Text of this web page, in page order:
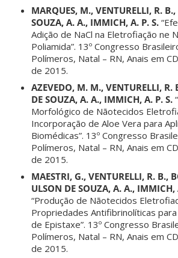
MARQUES, M., VENTURELLI, R.
SOUZA, A. A., IMMICH, A. P. S.
Adição de NaCl na Eletrofiação ne
Poliamida”. 13º Congresso
Polímeros, Natal – RN, Anais em
de 2015.
AZEVEDO, M. M., VENTURELLI, R.
DE SOUZA, A. A., IMMICH, A. P. S.
Morfológico de Nãotecidos
Incorporação de Aloe Vera para
Biomédicas”. 13º Congresso
Polímeros, Natal – RN, Anais em
de 2015.
MAESTRI, G., VENTURELLI, R. B.,
ULSON DE SOUZA, A. A., IMMICH,
“Produção de Nãotecidos
Propriedades Antifibrinolíticas
de Epistaxe”. 13º Congresso
Polímeros, Natal – RN, Anais em
de 2015.